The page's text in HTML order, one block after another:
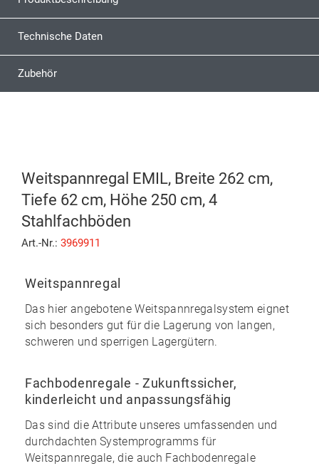
Technische Daten
Zubehör
Weitspannregal EMIL, Breite 262 cm,
Tiefe 62 cm, Höhe 250 cm, 4
Stahlfachböden
Art.-Nr.: 3969911
Weitspannregal
Das hier angebotene Weitspannregalsystem eignet
sich besonders gut für die Lagerung von langen,
schweren und sperrigen Lagergütern.
Fachbodenregale - Zukunftssicher,
kinderleicht und anpassungsfähig
Das sind die Attribute unseres umfassenden und
durchdachten Systemprogramms für
Weitspannregale, die auch Fachbodenregale